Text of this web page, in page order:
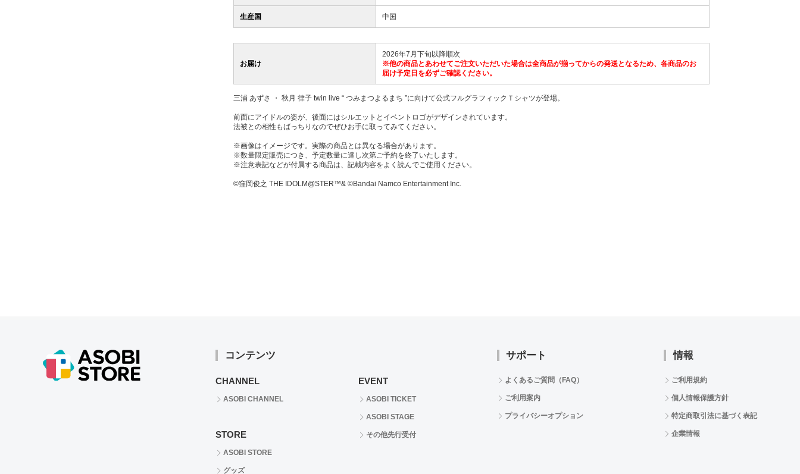
生産国 中国
お届け
2026年7月下旬以降順次
※他の商品とあわせてご注文いただいた場合は全商品が揃ってからの発送となるため、各商品のお
届け予定日を必ずご確認ください。
三浦 あずさ ・ 秋月 律子 twin live “ つみまつよるまち ”に向けて公式フルグラフィックＴシャツが登場。
前面にアイドルの姿が、後面にはシルエットとイベントロゴがデザインされています。
法被との相性もばっちりなのでぜひお手に取ってみてください。
※画像はイメージです。実際の商品とは異なる場合があります。
※数量限定販売につき、予定数量に達し次第ご予約を終了いたします。
※注意表記などが付属する商品は、記載内容をよく読んでご使用ください。
©窪岡俊之 THE IDOLM@STER™& ©Bandai Namco Entertainment Inc.
コンテンツ
CHANNEL
ASOBI CHANNEL
STORE
ASOBI STORE
グッズ
EVENT
ASOBI TICKET
ASOBI STAGE
その他先行受付
サポート
よくあるご質問（FAQ）
ご利用案内
プライバシーオプション
情報
ご利用規約
個人情報保護方針
特定商取引法に基づく表記
企業情報